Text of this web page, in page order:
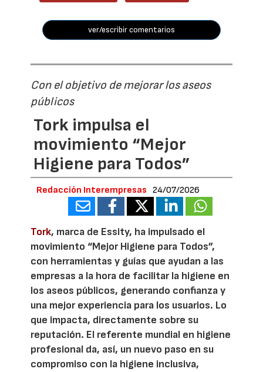
ver/escribir comentarios
Con el objetivo de mejorar los aseos
públicos
Tork impulsa el
movimiento “Mejor
Higiene para Todos”
Redacción Interempresas 24/07/2026
Tork, marca de Essity, ha impulsado el
movimiento “Mejor Higiene para Todos”,
con herramientas y guías que ayudan a las
empresas a la hora de facilitar la higiene en
los aseos públicos, generando confianza y
una mejor experiencia para los usuarios. Lo
que impacta, directamente sobre su
reputación. El referente mundial en higiene
profesional da, así, un nuevo paso en su
compromiso con la higiene inclusiva,